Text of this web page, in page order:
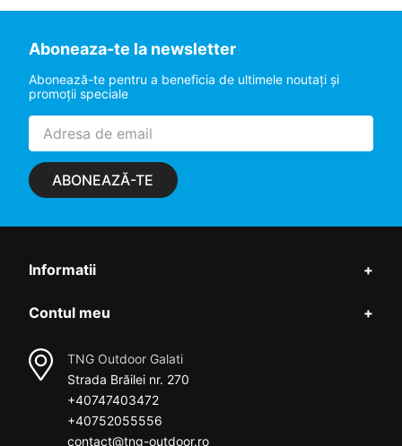
Aboneaza-te la newsletter
Abonează-te pentru a beneficia de ultimele noutaţi şi
promoţii speciale
ABONEAZĂ-TE
Informatii +
Contul meu +
TNG Outdoor Galati
Strada Brăilei nr. 270
+40747403472
+40752055556
contact@tng-outdoor.ro